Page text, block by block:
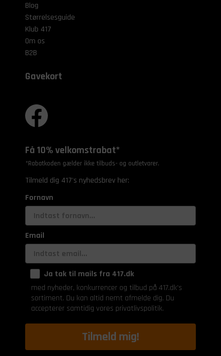
Blog
Størrelsesguide
Klub 417
Om os
B2B
Gavekort
Få 10% velkomstrabat*
*Rabatkoden gælder ikke tilbuds- og outletvarer.
Tilmeld dig 417's nyhedsbrev her:
Fornavn
Email
Ja tak til mails fra 417.dk
med nyheder, konkurrencer og tilbud på 417.dk's
sortiment. Du kan altid nemt afmelde dig. Du
accepterer samtidig vores privatlivspolitik.
Tilmeld mig!